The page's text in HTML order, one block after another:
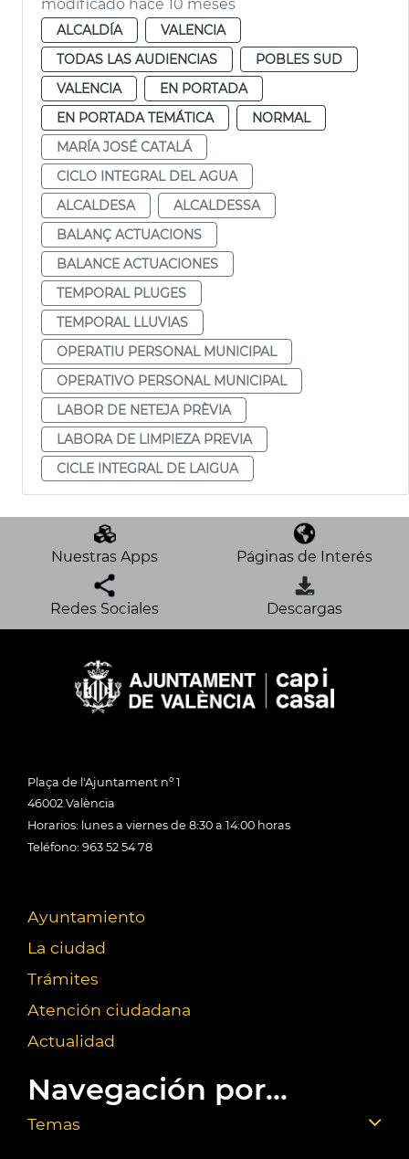
modificado hace 10 meses
ALCALDÍA
VALENCIA
TODAS LAS AUDIENCIAS
POBLES SUD
VALENCIA
EN PORTADA
EN PORTADA TEMÁTICA
NORMAL
MARÍA JOSÉ CATALÁ
CICLO INTEGRAL DEL AGUA
ALCALDESA
ALCALDESSA
BALANÇ ACTUACIONS
BALANCE ACTUACIONES
TEMPORAL PLUGES
TEMPORAL LLUVIAS
OPERATIU PERSONAL MUNICIPAL
OPERATIVO PERSONAL MUNICIPAL
LABOR DE NETEJA PRÈVIA
LABORA DE LIMPIEZA PREVIA
CICLE INTEGRAL DE LAIGUA
Nuestras Apps Páginas de Interés
Redes Sociales Descargas
Plaça de l'Ajuntament nº 1
46002 València
Horarios: lunes a viernes de 8:30 a 14:00 horas
Teléfono: 963 52 54 78
Ayuntamiento
La ciudad
Trámites
Atención ciudadana
Actualidad
Navegación por...
Temas